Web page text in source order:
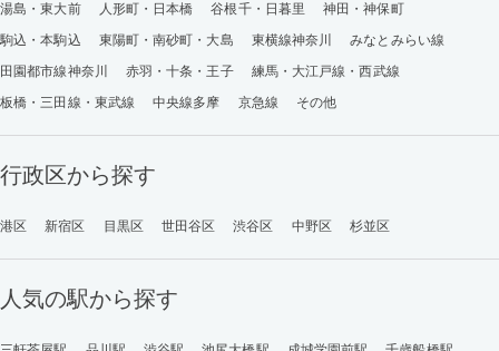
湯島・東大前
人形町・日本橋 谷根千・日暮里
神田・神保町
駒込・本駒込
東陽町・南砂町・大島 東横線神奈川
みなとみらい線
田園都市線神奈川
赤羽・十条・王子
練馬・大江戸線・西武線
板橋・三田線・東武線
中央線多摩 京急線 その他
行政区から探す
港区 新宿区 目黒区 世田谷区 渋谷区 中野区 杉並区
人気の駅から探す